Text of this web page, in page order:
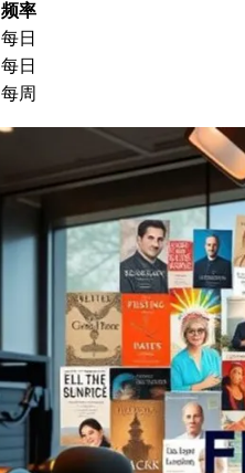
频率
每日
每日
每周